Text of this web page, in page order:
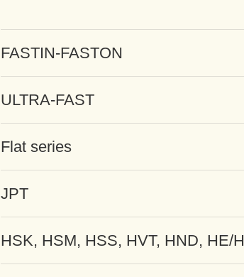
FASTIN-FASTON
ULTRA-FAST
Flat series
JPT
HSK, HSM, HSS, HVT, HND, HE/